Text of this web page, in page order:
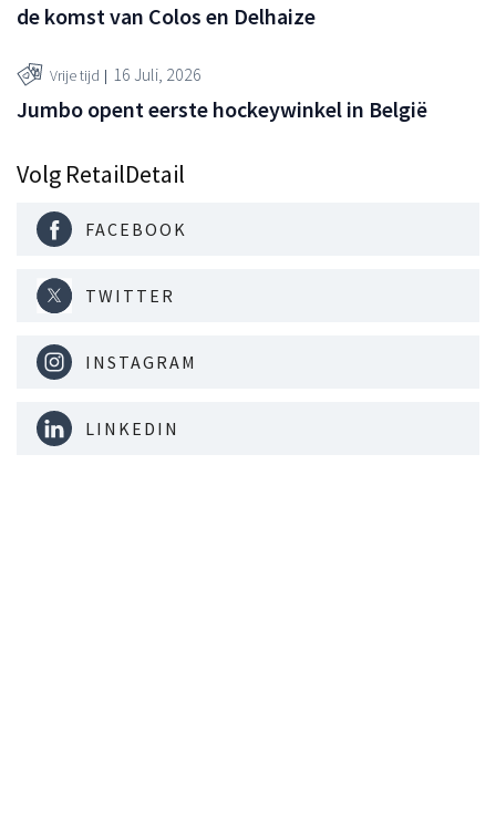
de komst van Colos en Delhaize
Vrije tijd 16 Juli, 2026
Jumbo opent eerste hockeywinkel in België
Volg RetailDetail
FACEBOOK
TWITTER
INSTAGRAM
LINKEDIN